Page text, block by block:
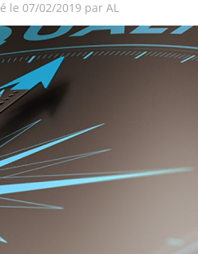
le 07/02/2019 par AL